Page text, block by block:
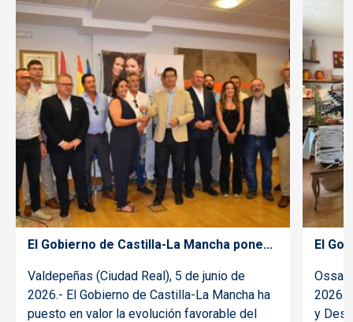
El Gobierno de Castilla-La Mancha pone...
Valdepeñas (Ciudad Real), 5 de junio de
2026.- El Gobierno de Castilla-La Mancha ha
puesto en valor la evolución favorable del
El
Ossa
2026.-
y